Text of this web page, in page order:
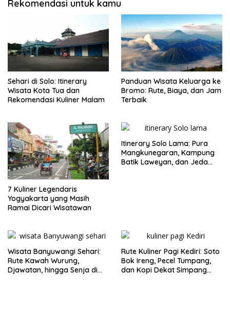
Rekomendasi untuk kamu
Sehari di Solo: Itinerary
Wisata Kota Tua dan
Rekomendasi Kuliner Malam
Panduan Wisata Keluarga ke
Bromo: Rute, Biaya, dan Jam
Terbaik
7 Kuliner Legendaris
Yogyakarta yang Masih
Ramai Dicari Wisatawan
Itinerary Solo Lama: Pura
Mangkunegaran, Kampung
Batik Laweyan, dan Jeda
Wisata Banyuwangi Sehari:
Rute Kawah Wurung,
Djawatan, hingga Senja di
Rute Kuliner Pagi Kediri: Soto
Bok Ireng, Pecel Tumpang,
dan Kopi Dekat Simpang